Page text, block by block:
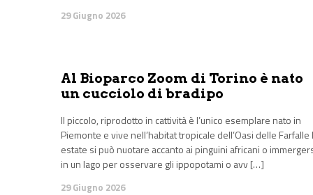
29 Giugno 2026
Al Bioparco Zoom di Torino è nato
un cucciolo di bradipo
Il piccolo, riprodotto in cattività è l’unico esemplare nato in
Piemonte e vive nell’habitat tropicale dell’Oasi delle Farfalle
estate si può nuotare accanto ai pinguini africani o
in un lago per osservare gli ippopotami o avv […]
29 Giugno 2026